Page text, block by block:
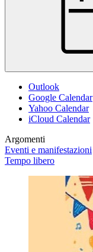
Outlook
Google Calendar
Yahoo Calendar
iCloud Calendar
Argomenti
Eventi e manifestazioni
Tempo libero